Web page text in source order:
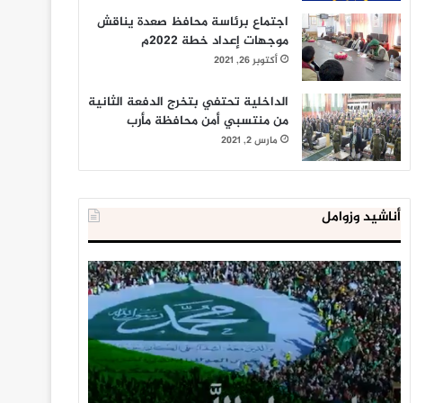
اجتماع برئاسة محافظ صعدة يناقش
موجهات إعداد خطة 2022م
أكتوبر 26, 2021
الداخلية تحتفي بتخرج الدفعة الثانية
من منتسبي أمن محافظة مأرب
مارس 2, 2021
أناشيد وزوامل
العدو
الإسرائيلي
اعتقل
543
طفلا
فلسطينيا
خلال
يناير 31, 2021
الداخلية
المصرية
إحباط
‘مخطط
كبير’
للإخوان